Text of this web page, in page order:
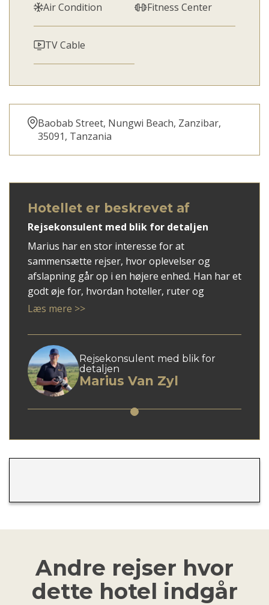
Air Condition Fitness Center
TV Cable
Baobab Street, Nungwi Beach, Zanzibar,
35091, Tanzania
Hotellet er beskrevet af
Rejsekonsulent med blik for detaljen
Marius har en stor interesse for at
sammensætte rejser, hvor oplevelser og
afslapning går op i en højere enhed. Han har et
godt øje for, hvordan hoteller, ruter og
rejsemål spiller bedst sammen, og han
trygge og gennemtænkte rejseforløb – hvad
enten det handler om en romantisk ferie på
Maldiverne, en familievenlig rundrejse i
Vietnam eller øhop ved Seychellerne.
Læs mere >>
Rejsekonsulent med blik for
detaljen
Marius Van Zyl
Andre rejser hvor
dette hotel indgår